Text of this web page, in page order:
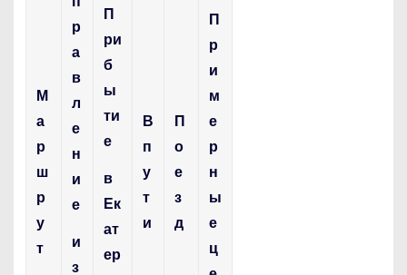
М
а
р
ш
р
у
т
р
а
в
л
е
н
и
е
и
з
П
ри
б
ы
ти
е
в
Ек
ат
ер
В
п
у
т
и
П
о
е
з
д
П
р
и
м
е
р
н
ы
е
ц